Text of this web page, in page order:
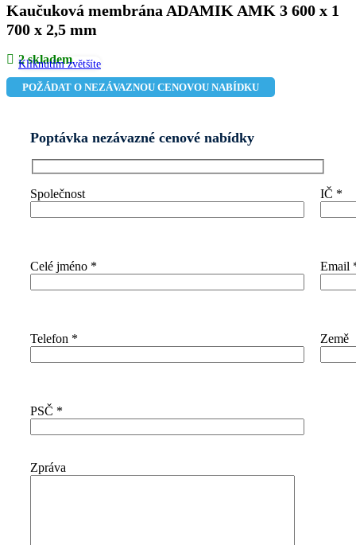
Kliknutím zvětšíte
Kaučuková membrána ADAMIK AMK 3 600 x 1
700 x 2,5 mm
2 skladem
POŽÁDAT O NEZÁVAZNOU CENOVOU NABÍDKU
Poptávka nezávazné cenové nabídky
Společnost IČ *
Celé jméno * Email
Telefon * Země
PSČ *
Zpráva